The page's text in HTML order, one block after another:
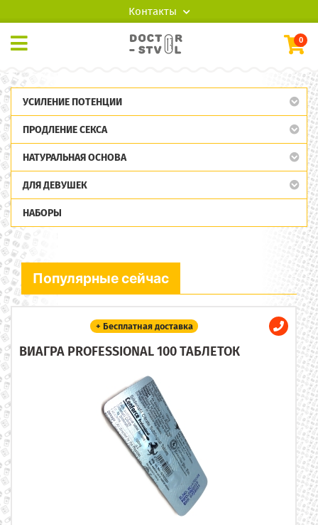
Контакты
0
УСИЛЕНИЕ ПОТЕНЦИИ
ПРОДЛЕНИЕ СЕКСА
НАТУРАЛЬНАЯ ОСНОВА
ДЛЯ ДЕВУШЕК
НАБОРЫ
Популярные сейчас
+ Бесплатная доставка
ВИАГРА PROFESSIONAL 100 ТАБЛЕТОК